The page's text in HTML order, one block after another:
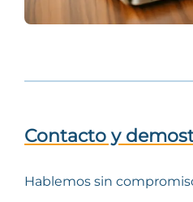
Contacto y
Hablemos sin